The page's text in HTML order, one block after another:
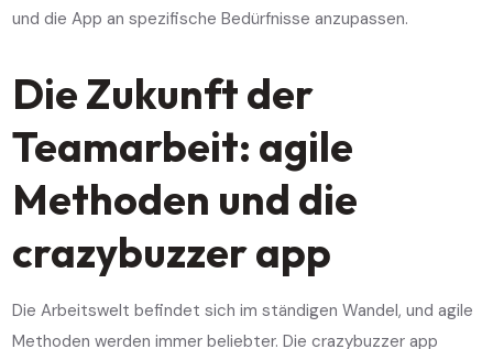
und die App an spezifische Bedürfnisse anzupassen.
Die Zukunft der
Teamarbeit: agile
Methoden und die
crazybuzzer app
Die Arbeitswelt befindet sich im ständigen Wandel, und agile
Methoden werden immer beliebter. Die crazybuzzer app